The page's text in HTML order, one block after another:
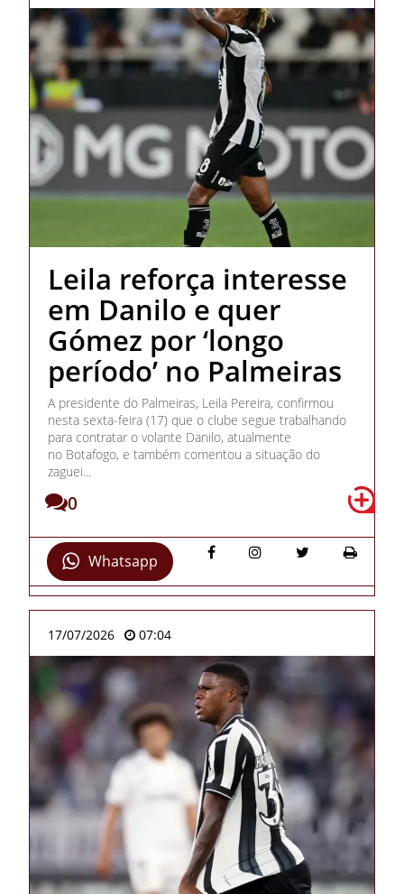
Leila reforça interesse
em Danilo e quer
Gómez por ‘longo
período’ no Palmeiras
A presidente do Palmeiras, Leila Pereira, confirmou
nesta sexta-feira (17) que o clube segue trabalhando
para contratar o volante Danilo, atualmente
no Botafogo, e também comentou a situação do
zaguei...
0
Whatsapp
17/07/2026 07:04